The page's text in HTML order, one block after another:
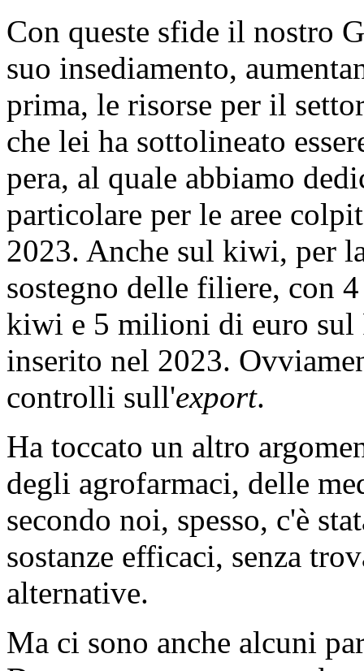
Con queste sfide il nostro
suo insediamento,
prima, le risorse per il
che lei ha sottolineato
pera, al quale abbiamo
particolare per le aree
2023. Anche sul kiwi, per
sostegno delle filiere, con
kiwi e 5 milioni di euro sul
inserito nel 2023.
controlli sull'export.
Ha toccato un altro
degli agrofarmaci, delle
secondo noi, spesso, c'è
sostanze efficaci, senza
alternative.
Ma ci sono anche alcuni